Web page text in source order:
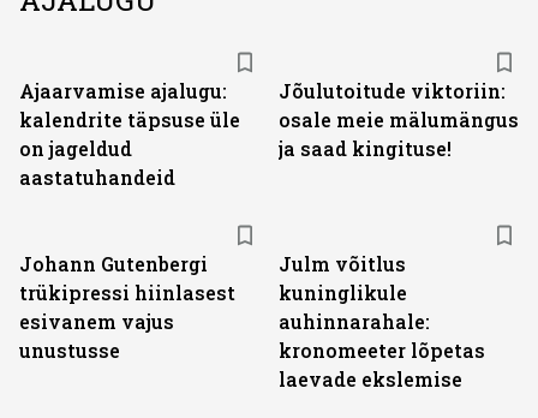
Ajaarvamise ajalugu:
kalendrite täpsuse üle
on jageldud
aastatuhandeid
Jõulutoitude viktoriin:
osale meie mälumängus
ja saad kingituse!
Johann Gutenbergi
trükipressi hiinlasest
esivanem vajus
unustusse
Julm võitlus
kuninglikule
auhinnarahale:
kronomeeter lõpetas
laevade ekslemise